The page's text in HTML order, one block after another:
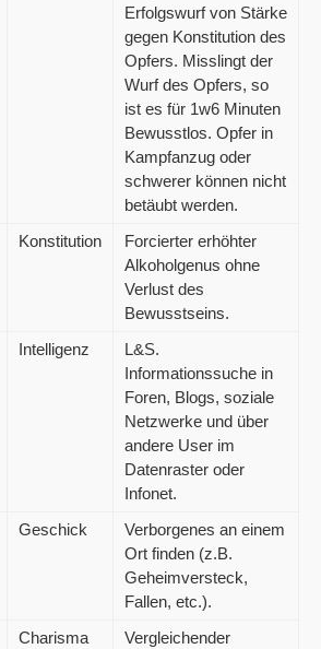
Erfolgswurf von Stärke
gegen Konstitution des
Opfers. Misslingt der
Wurf des Opfers, so
ist es für 1w6 Minuten
Bewusstlos. Opfer in
Kampfanzug oder
schwerer können nicht
betäubt werden.
Konstitution
Forcierter erhöhter
Alkoholgenus ohne
Verlust des
Bewusstseins.
Intelligenz
L&S.
Informationssuche in
Foren, Blogs, soziale
Netzwerke und über
andere User im
Datenraster oder
Infonet.
Geschick
Verborgenes an einem
Ort finden (z.B.
Geheimversteck,
Fallen, etc.).
Charisma
Vergleichender